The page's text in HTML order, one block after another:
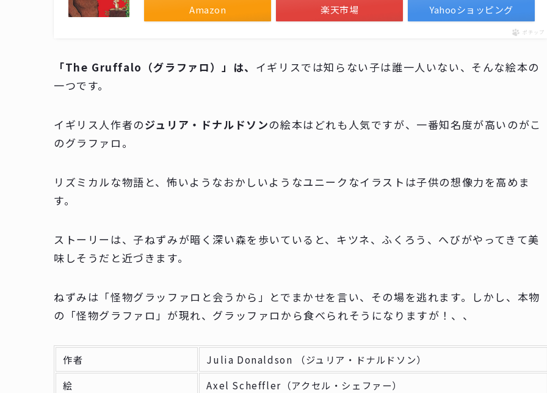
Amazon 楽天市場 Yahooショッピング
ポチップ
「The Gruffalo（グラファロ）」は、 イギリスでは知らない子は誰一人いない、そんな絵本の
一つです。
イギリス人作者のジュリア・ドナルドソンの絵本はどれも人気ですが、一番知名度が高いのがこ
のグラファロ。
リズミカルな物語と、怖いようなおかしいようなユニークなイラストは子供の想像力を高めま
す。
ストーリーは、子ねずみが暗く深い森を歩いていると、キツネ、ふくろう、へびがやってきて美
味しそうだと近づきます。
ねずみは「怪物グラッファロと会うから」とでまかせを言い、その場を逃れます。しかし、本物
の「怪物グラファロ」が現れ、グラッファロから食べられそうになりますが！、、
作者
Julia Donaldson （ジュリア・ドナルドソン）
絵
Axel Scheffler（アクセル・シェファー）